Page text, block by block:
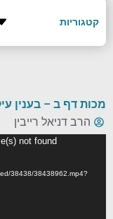
מכות דף ב – בענין
הרב דניאל רייבין
not found
38438/38438962.mp4?